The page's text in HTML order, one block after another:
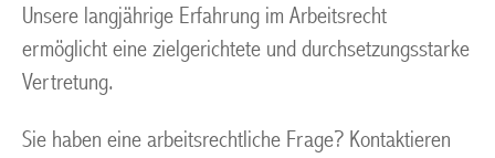
Unsere langjährige Erfahrung im Arbeitsrecht
ermöglicht eine zielgerichtete und durchsetzungsstarke
Vertretung.
Sie haben eine arbeitsrechtliche Frage? Kontaktieren